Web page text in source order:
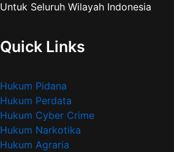
Untuk Seluruh Wilayah Indonesia
Quick Links
Hukum Pidana
Hukum Perdata
Hukum Cyber Crime
Hukum Narkotika
Hukum Agraria